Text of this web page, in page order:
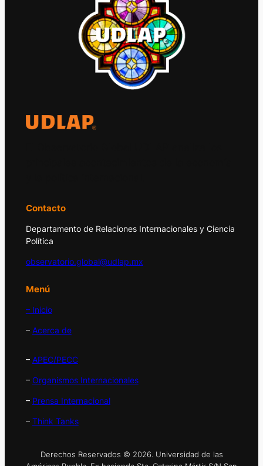
Contacto
Departamento de Relaciones Internacionales y Ciencia
Política
observatorio.global@udlap.mx
Menú
– Inicio
– Acerca de
– APEC/PECC
– Organismos Internacionales
– Prensa Internacional
– Think Tanks
Derechos Reservados © 2026. Universidad de las